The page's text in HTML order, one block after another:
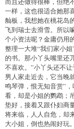
一样，这也很适合她那
舢板，我想她在桃花岛
飞到瑞士去滑雪。
个小资法呢？金庸仍用
整理一大堆“我们家小
的书。那小丫头嘴里还
不喜欢。”小丫头还不
男人家走近去，它当晚
鸣琴弹，恨无知音赏”
看，却是小姐的鹦鹉；
垫好，接着又跟仆妇商
将来临，人人自危，却
大小姐，倒也热闹好玩